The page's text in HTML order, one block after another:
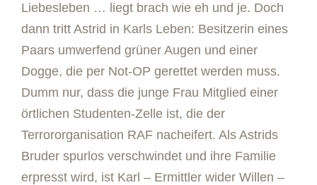
Liebesleben … liegt brach wie eh und je. Doch
dann tritt Astrid in Karls Leben: Besitzerin eines
Paars umwerfend grüner Augen und einer
Dogge, die per Not-OP gerettet werden muss.
Dumm nur, dass die junge Frau Mitglied einer
örtlichen Studenten-Zelle ist, die der
Terrororganisation RAF nacheifert. Als Astrids
Bruder spurlos verschwindet und ihre Familie
erpresst wird, ist Karl – Ermittler wider Willen –